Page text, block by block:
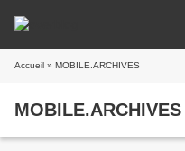
Accueil » MOBILE.ARCHIVES
MOBILE.ARCHIVES